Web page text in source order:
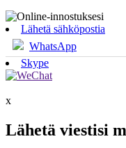
Lähetä sähköpostia
WhatsApp
Skype
x
Lähetä viestisi